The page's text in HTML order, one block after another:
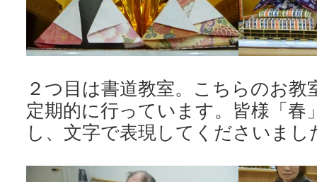
２つ目は書道教室。こちらのお
定期的に行っています。皆様「春
し、文字で表現してくださいまし